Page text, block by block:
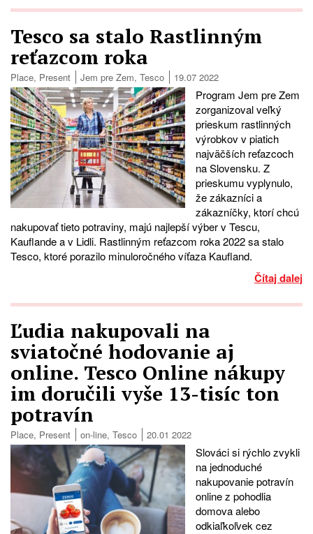
Tesco sa stalo Rastlinným
reťazcom roka
Place, Present Jem pre Zem, Tesco 19.07 2022
Program Jem pre Zem
zorganizoval veľký
prieskum rastlinných
výrobkov v piatich
najväčších reťazcoch
na Slovensku. Z
prieskumu vyplynulo,
že zákazníci a
zákazníčky, ktorí chcú
nakupovať tieto potraviny, majú najlepší výber v Tescu,
Kauflande a v Lidli. Rastlinným reťazcom roka 2022 sa stalo
Tesco, ktoré porazilo minuloročného víťaza Kaufland.
Čítaj dalej
Ľudia nakupovali na
sviatočné hodovanie aj
online. Tesco Online nákupy
im doručili vyše 13-tisíc ton
potravín
Place, Present on-line, Tesco 20.01 2022
Slováci si rýchlo zvykli
na jednoduché
nakupovanie potravín
online z pohodlia
domova alebo
odkiaľkoľvek cez